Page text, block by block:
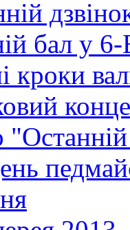
бал у 6-
кроки